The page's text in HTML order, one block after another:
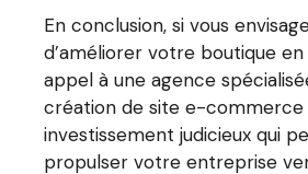
En conclusion, si vous
d’améliorer votre boutique en
appel à une agence
création de site e-commerce
investissement judicieux qui
propulser votre entreprise